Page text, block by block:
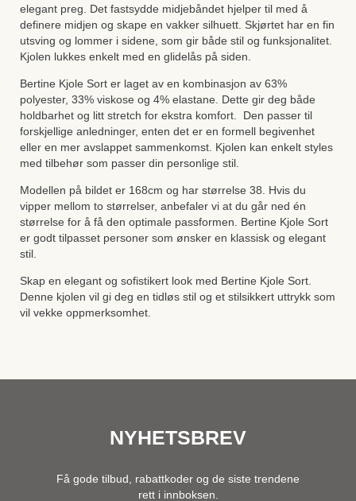
elegant preg. Det fastsydde midjebåndet hjelper til med å
definere midjen og skape en vakker silhuett. Skjørtet har en fin
utsving og lommer i sidene, som gir både stil og funksjonalitet.
Kjolen lukkes enkelt med en glidelås på siden.
Bertine Kjole Sort er laget av en kombinasjon av 63%
polyester, 33% viskose og 4% elastane. Dette gir deg både
holdbarhet og litt stretch for ekstra komfort. Den passer til
forskjellige anledninger, enten det er en formell begivenhet
eller en mer avslappet sammenkomst. Kjolen kan enkelt styles
med tilbehør som passer din personlige stil.
Modellen på bildet er 168cm og har størrelse 38. Hvis du
vipper mellom to størrelser, anbefaler vi at du går ned én
størrelse for å få den optimale passformen. Bertine Kjole Sort
er godt tilpasset personer som ønsker en klassisk og elegant
stil.
Skap en elegant og sofistikert look med Bertine Kjole Sort.
Denne kjolen vil gi deg en tidløs stil og et stilsikkert uttrykk som
vil vekke oppmerksomhet.
NYHETSBREV
Få gode tilbud, rabattkoder og de siste trendene
rett i innboksen.